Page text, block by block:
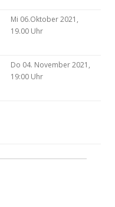
Mi 06.Oktober 2021,
19.00 Uhr
Do 04. November 2021,
19:00 Uhr